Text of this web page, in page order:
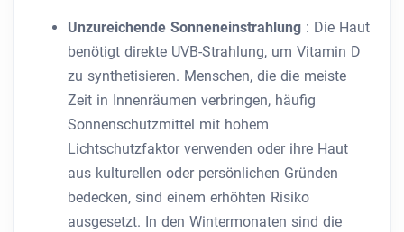
Unzureichende Sonneneinstrahlung : Die Haut
benötigt direkte UVB-Strahlung, um Vitamin D
zu synthetisieren. Menschen, die die meiste
Zeit in Innenräumen verbringen, häufig
Sonnenschutzmittel mit hohem
Lichtschutzfaktor verwenden oder ihre Haut
aus kulturellen oder persönlichen Gründen
bedecken, sind einem erhöhten Risiko
ausgesetzt. In den Wintermonaten sind die